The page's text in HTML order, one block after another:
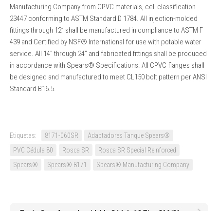
Manufacturing Company from CPVC materials, cell classification
23447 conforming to ASTM Standard D 1784. All injection-molded
fittings through 12” shall be manufactured in compliance to ASTM F
439 and Certified by NSF® International for use with potable water
service. All 14” through 24” and fabricated fittings shall be produced
in accordance with Spears® Specifications. All CPVC flanges shall
be designed and manufactured to meet CL150 bolt pattern per ANSI
Standard B16.5.
Etiquetas: 8171-060SR
Adaptadores Tanque Spears®
PVC Cédula 80
Rosca SR
Rosca SR Special Reinforced
Spears®
Spears® 8171 Spears® Manufacturing Company